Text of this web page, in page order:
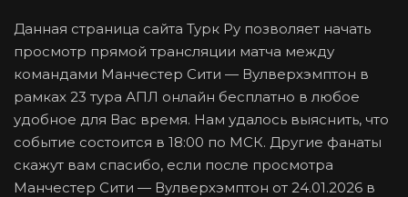
Данная страница сайта Турк Ру позволяет начать
просмотр прямой трансляции матча между
командами Манчестер Сити — Вулверхэмптон в
рамках 23 тура АПЛ онлайн бесплатно в любое
удобное для Вас время. Нам удалось выяснить, что
событие состоится в 18:00 по МСК. Другие фанаты
скажут вам спасибо, если после просмотра
Манчестер Сити — Вулверхэмптон от 24.01.2026 в